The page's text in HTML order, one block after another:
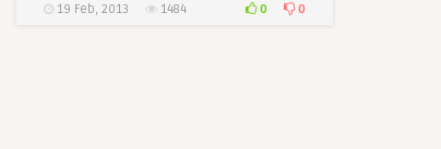
19 Feb, 2013 1484 0 0